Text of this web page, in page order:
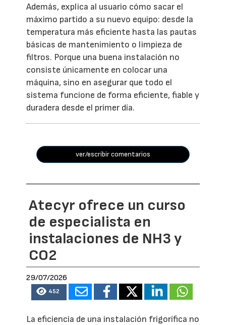
Además, explica al usuario cómo sacar el
máximo partido a su nuevo equipo: desde la
temperatura más eficiente hasta las pautas
básicas de mantenimiento o limpieza de
filtros. Porque una buena instalación no
consiste únicamente en colocar una
máquina, sino en asegurar que todo el
sistema funcione de forma eficiente, fiable y
duradera desde el primer día.
ver/escribir comentarios
Atecyr ofrece un curso
de especialista en
instalaciones de NH3 y
CO2
29/07/2026
452
La eficiencia de una instalación frigorífica no